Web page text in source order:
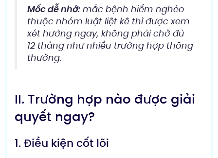
Mốc dễ nhớ:mắc bệnh hiểm nghèo
thuộc nhóm luật liệt kê thì được xem
xét hưởng ngay, không phải chờ đủ
12 tháng như nhiều trường hợp thông
thường.
II. Trường hợp nào được giải
quyết ngay?
1. Điều kiện cốt lõi